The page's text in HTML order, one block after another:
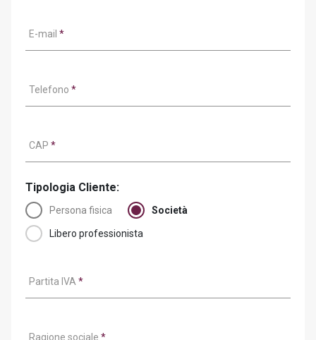
E-mail *
Telefono *
CAP *
Tipologia Cliente:
Persona fisica Società
Libero professionista
Partita IVA *
Ragione sociale *